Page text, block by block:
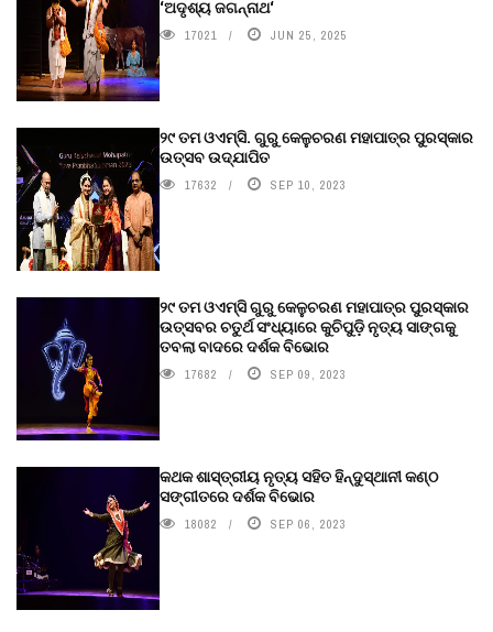
‘ଅଦୃଶ୍ୟ ଜଗନ୍ନାଥ‘
17021 JUN 25, 2025
୨୯ ତମ ଓଏମ୍‌ସି. ଗୁରୁ କେଳୁଚରଣ ମହାପାତ୍ର ପୁରସ୍କାର
ଉତ୍ସବ ଉଦ୍‍ଯାପିତ
17632 SEP 10, 2023
୨୯ ତମ ଓଏମ୍‌ସି ଗୁରୁ କେଳୁଚରଣ ମହାପାତ୍ର ପୁରସ୍କାର
ଉତ୍ସବର ଚତୁର୍ଥ ସଂଧ୍ୟାରେ କୁଚିପୁଡ଼ି ନୃତ୍ୟ ସାଙ୍ଗକୁ
ତବଲା ବାଦରେ ଦର୍ଶକ ବିଭୋର
17682 SEP 09, 2023
କଥକ ଶାସ୍ତ୍ରୀୟ ନୃତ୍ୟ ସହିତ ହିନ୍ଦୁସ୍ଥାନୀ କଣ୍ଠ
ସଙ୍ଗୀତରେ ଦର୍ଶକ ବିଭୋର
18082 SEP 06, 2023